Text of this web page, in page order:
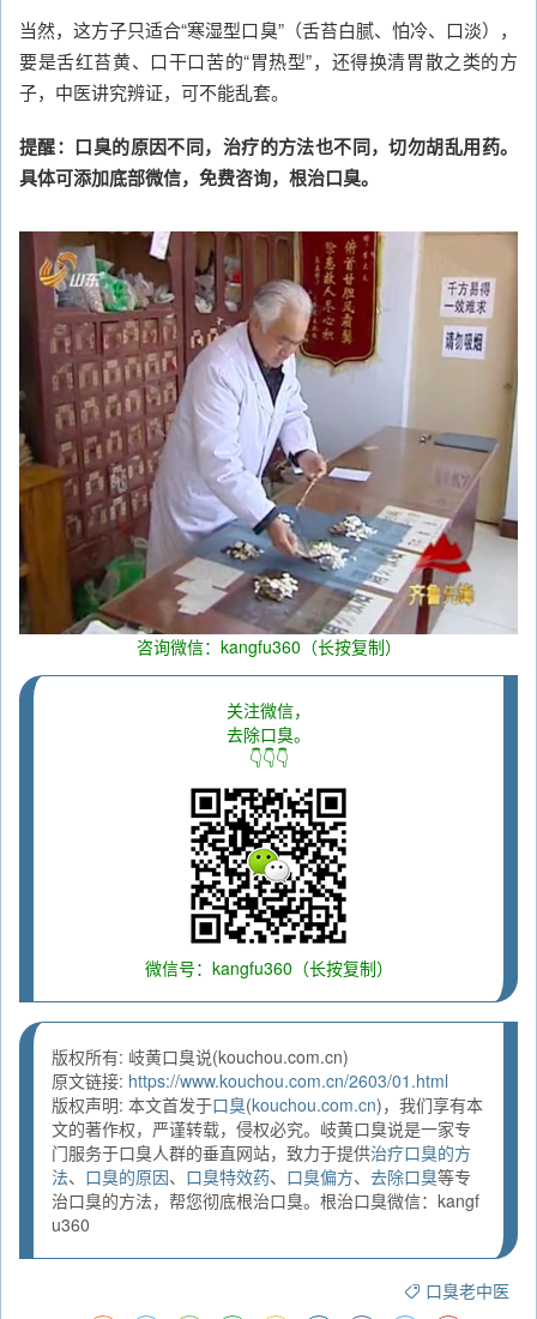
当然，这方子只适合“寒湿型口臭”（舌苔白腻、怕冷、口淡），
要是舌红苔黄、口干口苦的“胃热型”，还得换清胃散之类的方
子，中医讲究辨证，可不能乱套。
提醒：口臭的原因不同，治疗的方法也不同，切勿胡乱用药。
具体可添加底部微信，免费咨询，根治口臭。
咨询微信：kangfu360（长按复制）
关注微信，
去除口臭。
👇👇👇
微信号：kangfu360（长按复制）
版权所有: 岐黄口臭说(kouchou.com.cn)
原文链接: https://www.kouchou.com.cn/2603/01.html
版权声明: 本文首发于口臭(kouchou.com.cn)，我们享有本
文的著作权，严谨转载，侵权必究。岐黄口臭说是一家专
门服务于口臭人群的垂直网站，致力于提供治疗口臭的方
法、 口臭的原因、 口臭特效药、 口臭偏方、 去除口臭等专
治口臭的方法，帮您彻底根治口臭。根治口臭微信：kangf
u360
口臭老中医